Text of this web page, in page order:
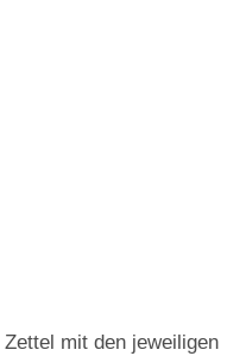
mit den jeweiligen